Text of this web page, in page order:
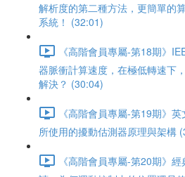
解析度的第二種方法，更簡單的
系統！ (32:01)
《高階會員專屬-第18期》
器脈衝計算速度，在極低轉速下
解決？ (30:04)
《高階會員專屬-第19期》
所使用的擾動估測器原理與架構
《高階會員專屬-第20期》